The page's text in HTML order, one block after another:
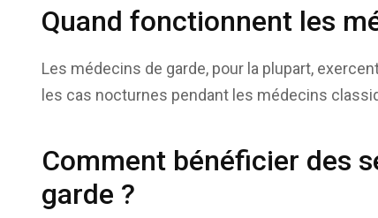
Quand fonctionnent les
Les médecins de garde, pour la plupart,
les cas nocturnes pendant les médecins
Comment bénéficier des
garde ?